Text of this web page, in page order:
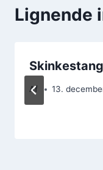
Lignende
Af 13.